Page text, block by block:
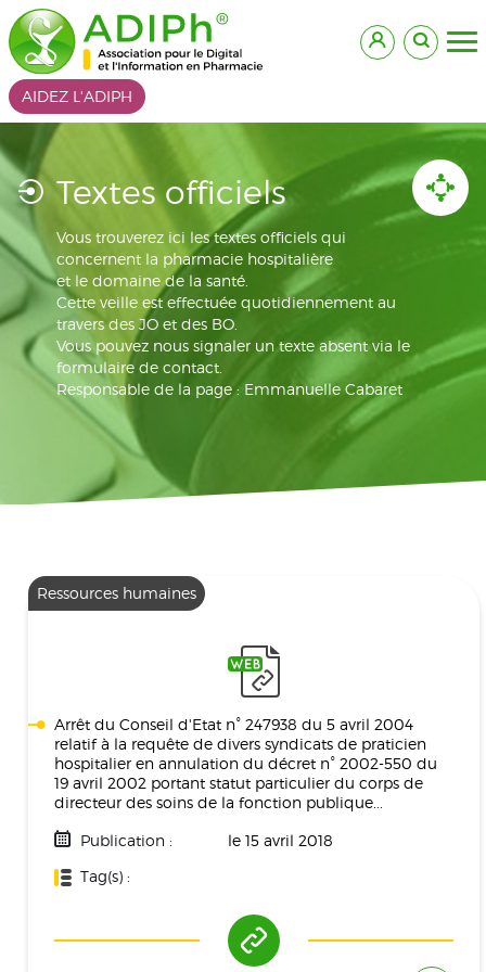
AIDEZ L'ADIPH
Textes officiels
Vous trouverez ici les textes officiels qui
concernent la pharmacie hospitalière
et le domaine de la santé.
Cette veille est effectuée quotidiennement au
travers des JO et des BO.
Vous pouvez nous signaler un texte absent via le
formulaire de contact.
Responsable de la page : Emmanuelle Cabaret
Ressources humaines
Arrêt du Conseil d'Etat n° 247938 du 5 avril 2004
relatif à la requête de divers syndicats de praticien
hospitalier en annulation du décret n° 2002-550 du
19 avril 2002 portant statut particulier du corps de
directeur des soins de la fonction publique...
Publication :
le 15 avril 2018
Tag(s) :